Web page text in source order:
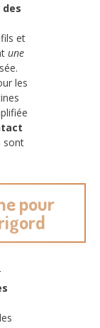
des
et
une
les
sont
pour